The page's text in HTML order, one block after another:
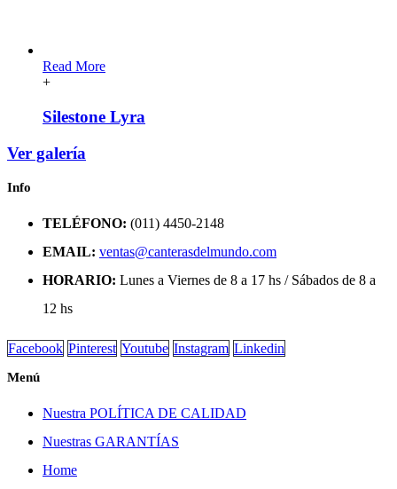
Read More
+
Silestone Lyra
Ver galería
Info
TELÉFONO: (011) 4450-2148
EMAIL: ventas@canterasdelmundo.com
HORARIO: Lunes a Viernes de 8 a 17 hs / Sábados de 8 a
12 hs
Facebook Pinterest Youtube Instagram Linkedin
Menú
Nuestra POLÍTICA DE CALIDAD
Nuestras GARANTÍAS
Home